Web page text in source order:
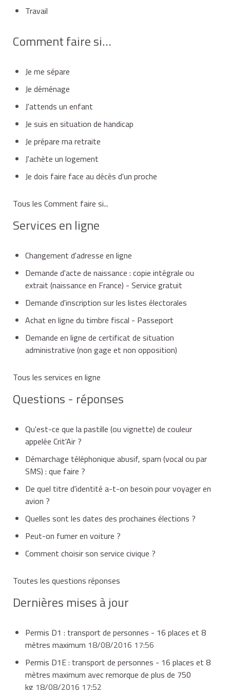
Travail
Comment faire si…
Je me sépare
Je déménage
J'attends un enfant
Je suis en situation de handicap
Je prépare ma retraite
J'achète un logement
Je dois faire face au décès d'un proche
Tous les Comment faire si...
Services en ligne
Changement d'adresse en ligne
Demande d'acte de naissance : copie intégrale ou
extrait (naissance en France) - Service gratuit
Demande d'inscription sur les listes électorales
Achat en ligne du timbre fiscal - Passeport
Demande en ligne de certificat de situation
administrative (non gage et non opposition)
Tous les services en ligne
Questions - réponses
Qu'est-ce que la pastille (ou vignette) de couleur
appelée Crit'Air ?
Démarchage téléphonique abusif, spam (vocal ou par
SMS) : que faire ?
De quel titre d'identité a-t-on besoin pour voyager en
avion ?
Quelles sont les dates des prochaines élections ?
Peut-on fumer en voiture ?
Comment choisir son service civique ?
Toutes les questions réponses
Dernières mises à jour
Permis D1 : transport de personnes - 16 places et 8
mètres maximum 18/08/2016 17:56
Permis D1E : transport de personnes - 16 places et 8
mètres maximum avec remorque de plus de 750
kg 18/08/2016 17:52